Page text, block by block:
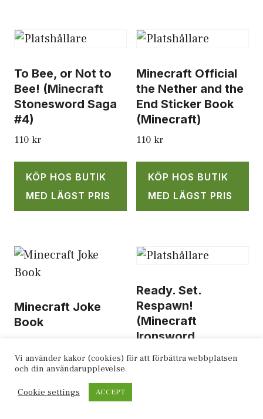
To Bee, or Not to
Bee! (Minecraft
Stonesword Saga
#4)
110 kr
KÖP HOS BUTIK
MED LÄGST PRIS
Minecraft Official
the Nether and the
End Sticker Book
(Minecraft)
110 kr
KÖP HOS BUTIK
MED LÄGST PRIS
Minecraft Joke
Book
MED LÄGST PRIS
Ready. Set.
Respawn!
(Minecraft
Ironsword
Academy #1)
Vi använder kakor (cookies) för att förbättra webbplatsen
och din användarupplevelse.
Cookie settings ACCEPT